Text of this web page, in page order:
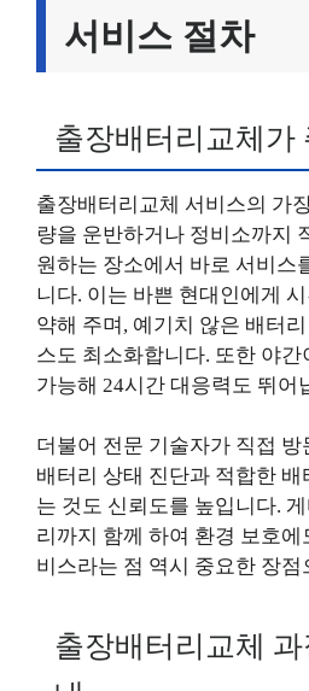
서비스 절차
출장배터리교체가
출장배터리교체 서비스의 가
량을 운반하거나 정비소까지
원하는 장소에서 바로 서비스
니다. 이는 바쁜 현대인에게
약해 주며, 예기치 않은 배터
스도 최소화합니다. 또한 야간
가능해 24시간 대응력도 뛰어
더불어 전문 기술자가 직접
배터리 상태 진단과 적합한 배
는 것도 신뢰도를 높입니다.
리까지 함께 하여 환경 보호에
비스라는 점 역시 중요한 장점
출장배터리교체